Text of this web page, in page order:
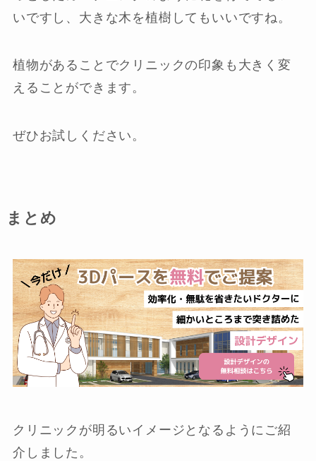
いですし、大きな木を植樹してもいいですね。
植物があることでクリニックの印象も大きく変
えることができます。
ぜひお試しください。
まとめ
クリニックが明るいイメージとなるようにご紹
介しました。